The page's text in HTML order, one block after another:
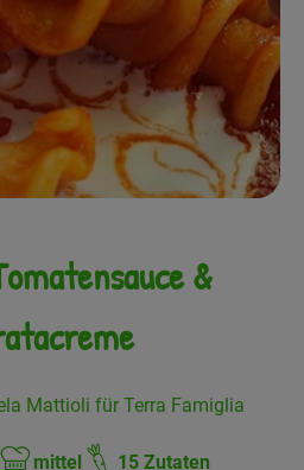
&
Mattioli für Terra Famiglia
mittel 15 Zutaten